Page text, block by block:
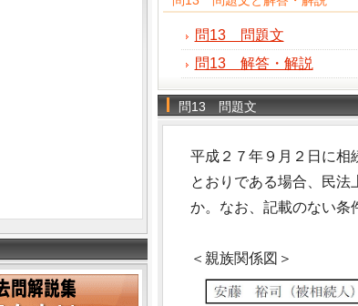
問13 問題文
問13 解答・解説
問13 問題文
平成２７年９月２日に相
とおりである場合、民
か。なお、記載のない条
＜親族関係図＞